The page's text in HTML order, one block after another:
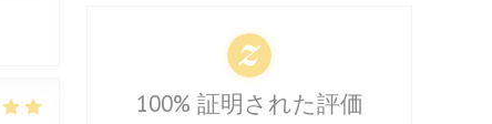
100% 証明された評価